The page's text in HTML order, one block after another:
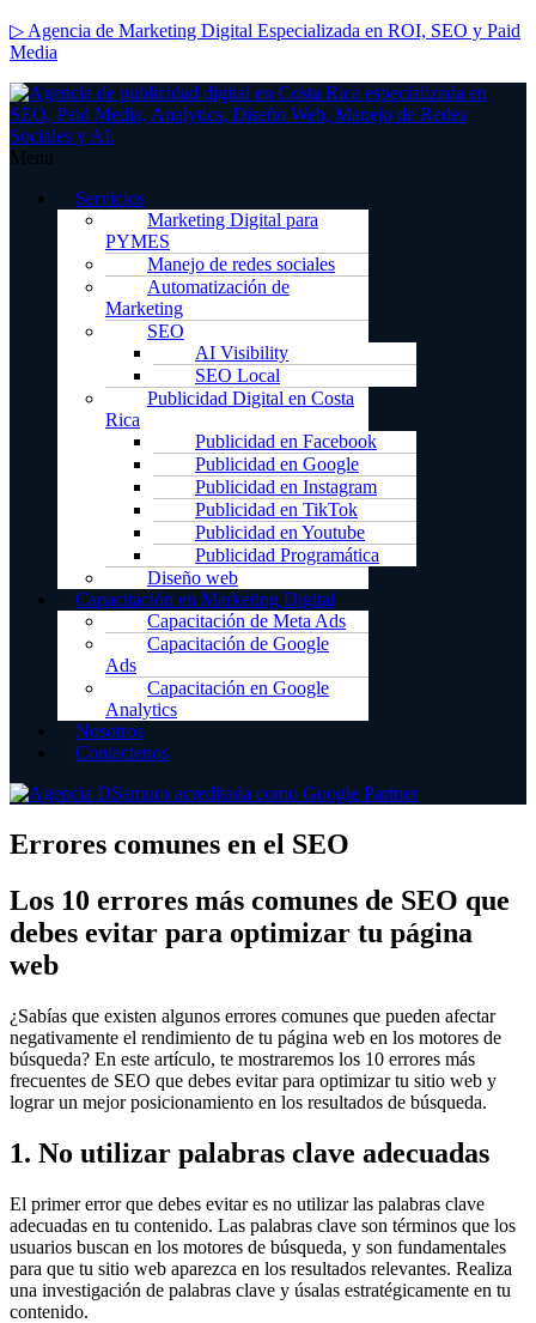
▷ Agencia de Marketing Digital Especializada en ROI, SEO y Paid
Media
Menu
Servicios
Marketing Digital para
PYMES
Manejo de redes sociales
Automatización de
Marketing
SEO
AI Visibility
SEO Local
Publicidad Digital en Costa
Rica
Publicidad en Facebook
Publicidad en Google
Publicidad en Instagram
Publicidad en TikTok
Publicidad en Youtube
Publicidad Programática
Diseño web
Capacitación en Marketing Digital
Capacitación de Meta Ads
Capacitación de Google
Ads
Capacitación en Google
Analytics
Nosotros
Contactenos
Errores comunes en el SEO
Los 10 errores más comunes de SEO que
debes evitar para optimizar tu página
web
¿Sabías que existen algunos errores comunes que pueden afectar
negativamente el rendimiento de tu página web en los motores de
búsqueda? En este artículo, te mostraremos los 10 errores más
frecuentes de SEO que debes evitar para optimizar tu sitio web y
lograr un mejor posicionamiento en los resultados de búsqueda.
1. No utilizar palabras clave adecuadas
El primer error que debes evitar es no utilizar las palabras clave
adecuadas en tu contenido. Las palabras clave son términos que los
usuarios buscan en los motores de búsqueda, y son fundamentales
para que tu sitio web aparezca en los resultados relevantes. Realiza
una investigación de palabras clave y úsalas estratégicamente en tu
contenido.